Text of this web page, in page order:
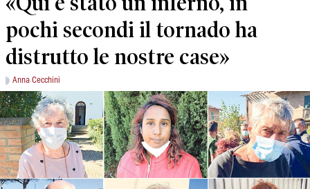
pochi secondi il tornado ha
distrutto le nostre case»
Anna Cecchini